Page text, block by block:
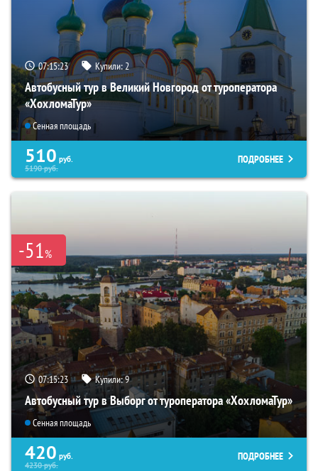
07:15:22 Купили:2
Автобусный тур в Великий Новгород от туроператора
«ХохломаТур»
Сенная площадь
510 руб.
5190руб.
ПОДРОБНЕЕ
-51%
07:15:22 Купили:9
Автобусный тур в Выборг от туроператора «ХохломаТур»
Сенная площадь
420 руб.
4230руб.
ПОДРОБНЕЕ